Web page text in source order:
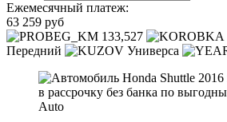
Ежемесячный платеж:
63 259 руб
133,527
Передний
Универса